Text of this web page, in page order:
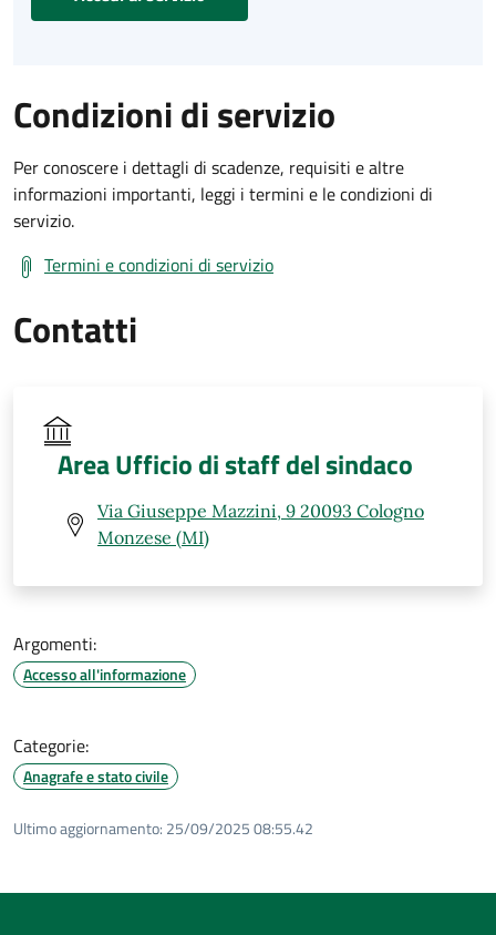
Condizioni di servizio
Per conoscere i dettagli di scadenze, requisiti e altre
informazioni importanti, leggi i termini e le condizioni di
servizio.
Termini e condizioni di servizio
Contatti
Area Ufficio di staff del sindaco
Via Giuseppe Mazzini, 9 20093 Cologno
Monzese (MI)
Argomenti:
Accesso all'informazione
Categorie:
Anagrafe e stato civile
Ultimo aggiornamento: 25/09/2025 08:55.42